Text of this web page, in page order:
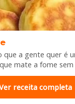
que a gente quer é
mate a fome
receita completa